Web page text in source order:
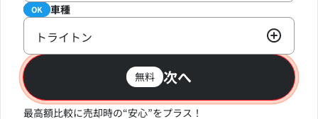
必須 車種
OK
トライトン
無料 次へ
最高額比較に売却時の“安心”をプラス！